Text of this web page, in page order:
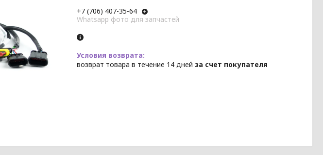
+7 (706) 407-35-64
Whatsapp фото для запчастей
возврат товара в течение 14 дней за счет покупателя